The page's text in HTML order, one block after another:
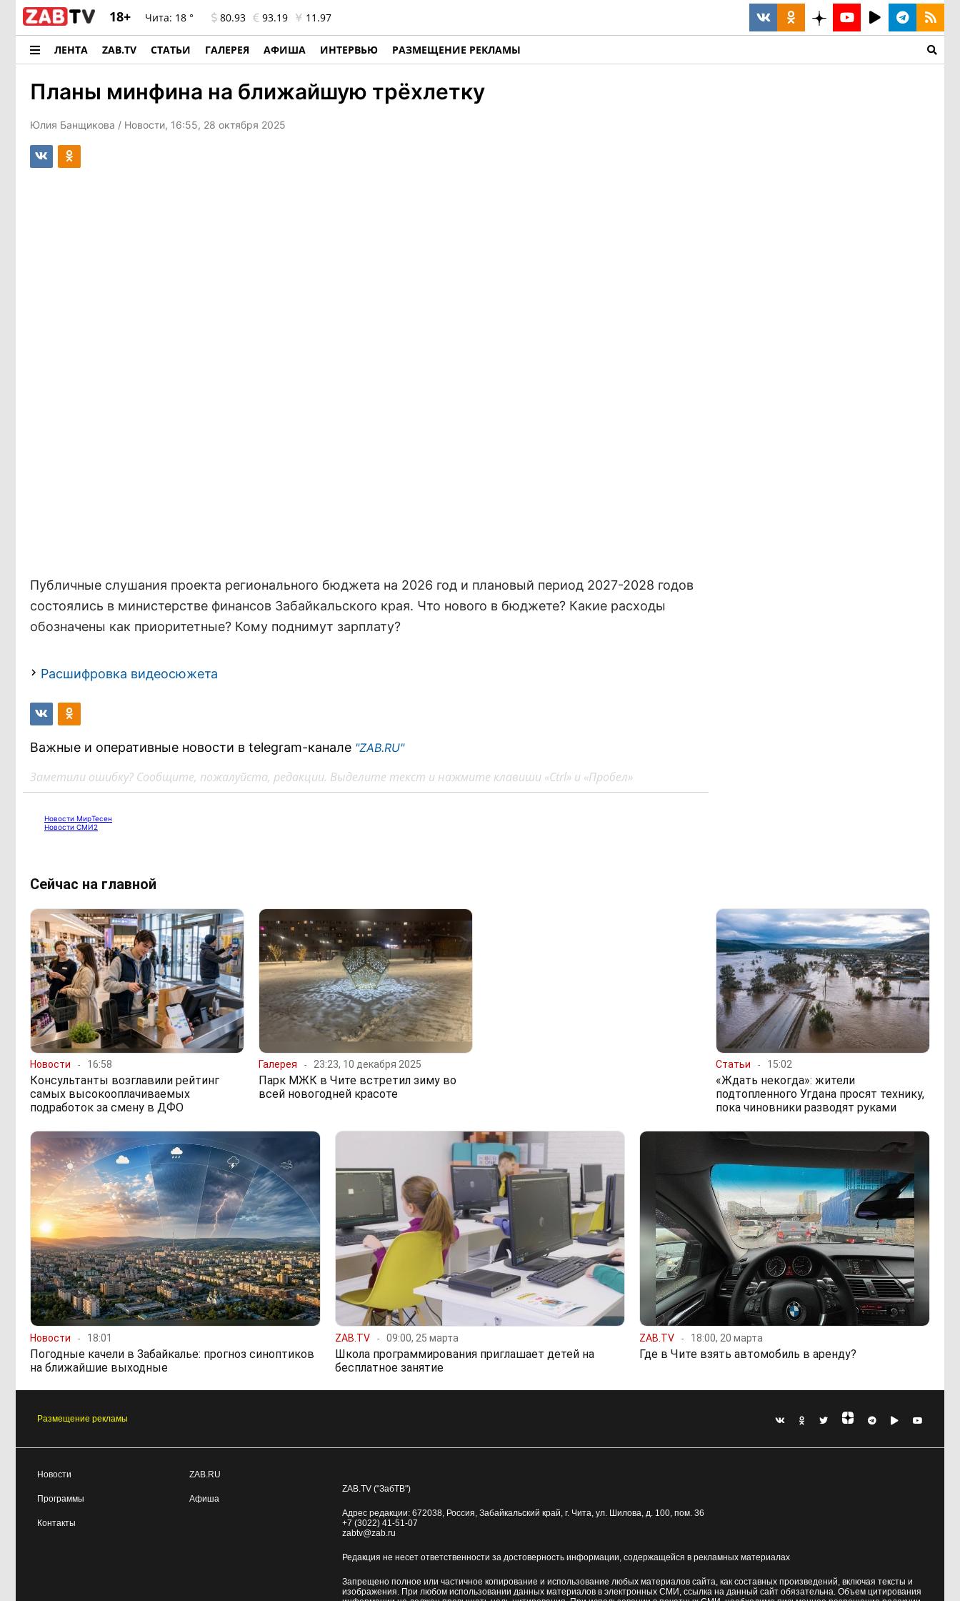
18+ Чита: 18 ° 80.93 93.19 11.97
ЛЕНТА ZAB.TV СТАТЬИ ГАЛЕРЕЯ АФИША ИНТЕРВЬЮ РАЗМЕЩЕНИЕ РЕКЛАМЫ
Планы минфина на ближайшую трёхлетку
Юлия Банщикова / Новости, 16:55, 28 октября 2025
Публичные слушания проекта регионального бюджета на 2026 год и плановый период 2027-2028 годов
состоялись в министерстве финансов Забайкальского края. Что нового в бюджете? Какие расходы
обозначены как приоритетные? Кому поднимут зарплату?
Расшифровка видеосюжета
Важные и оперативные новости в telegram-канале "ZAB.RU"
Заметили ошибку? Сообщите, пожалуйста, редакции. Выделите текст и нажмите клавиши «Ctrl» и «Пробел»
Новости МирТесен
Новости СМИ2
Сейчас на главной
Новости 16:58
Консультанты возглавили рейтинг
самых высокооплачиваемых
подработок за смену в ДФО
Галерея 23:23, 10 декабря 2025
Парк МЖК в Чите встретил зиму во
всей новогодней красоте
Статьи 15:02
«Ждать некогда»: жители
подтопленного Угдана просят технику,
пока чиновники разводят руками
Новости 18:01
Погодные качели в Забайкалье: прогноз синоптиков
на ближайшие выходные
ZAB.TV 09:00, 25 марта
Школа программирования приглашает детей на
бесплатное занятие
ZAB.TV 18:00, 20 марта
Где в Чите взять автомобиль в аренду?
Размещение рекламы
Новости
Программы
Контакты
ZAB.RU
Афиша
ZAB.TV ("ЗабТВ")
Адрес редакции: 672038, Россия, Забайкальский край, г. Чита ул. Шилова, д. 100, пом. 36
+7 (3022) 41-51-07
zabtv@zab.ru
Редакция не несет ответственности за достоверность информации, содержащейся в рекламных материалах
Запрещено полное или частичное копирование и использование любых материалов сайта, как составных произведений, включая тексты и
изображения. При любом использовании данных материалов в электронных СМИ, ссылка на данный сайт обязательна. Объем цитирования